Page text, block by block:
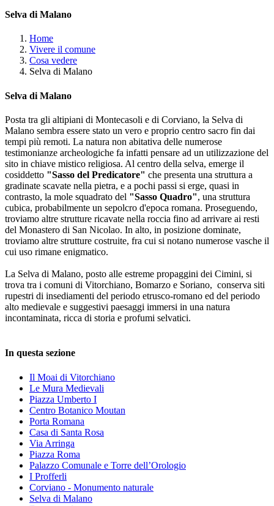
Selva di Malano
Home
Vivere il comune
Cosa vedere
Selva di Malano
Selva di Malano
Posta tra gli altipiani di Montecasoli e di Corviano, la Selva di
Malano sembra essere stato un vero e proprio centro sacro fin dai
tempi più remoti. La natura non abitativa delle numerose
testimonianze archeologiche fa infatti pensare ad un utilizzazione del
sito in chiave mistico religiosa. Al centro della selva, emerge il
cosiddetto "Sasso del Predicatore" che presenta una struttura a
gradinate scavate nella pietra, e a pochi passi si erge, quasi in
contrasto, la mole squadrato del "Sasso Quadro", una struttura
cubica, probabilmente un sepolcro d'epoca romana. Proseguendo,
troviamo altre strutture ricavate nella roccia fino ad arrivare ai resti
del Monastero di San Nicolao. In alto, in posizione dominate,
troviamo altre strutture costruite, fra cui si notano numerose vasche il
cui uso rimane enigmatico.
La Selva di Malano, posto alle estreme propaggini dei Cimini, si
trova tra i comuni di Vitorchiano, Bomarzo e Soriano, conserva siti
rupestri di insediamenti del periodo etrusco-romano ed del periodo
alto medievale e suggestivi paesaggi immersi in una natura
incontaminata, ricca di storia e profumi selvatici.
In questa sezione
Il Moai di Vitorchiano
Le Mura Medievali
Piazza Umberto I
Centro Botanico Moutan
Porta Romana
Casa di Santa Rosa
Via Arringa
Piazza Roma
Palazzo Comunale e Torre dell’Orologio
I Profferli
Corviano - Monumento naturale
Selva di Malano